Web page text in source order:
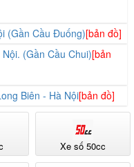
(Gần Cầu Đuống)[bản đồ]
(Gần Cầu Chui)[bản
Biên - Hà Nội[bản đồ]
Xe số 50cc